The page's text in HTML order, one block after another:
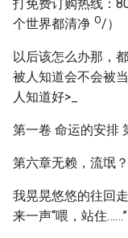
打免费订购热线：
个世界都清净 O/）
以后该怎么办那，
被人知道会不会被
人知道好>_
第一卷 命运的安排
第六章无赖，流氓
我晃晃悠悠的往回
来一声“喂，站住……”